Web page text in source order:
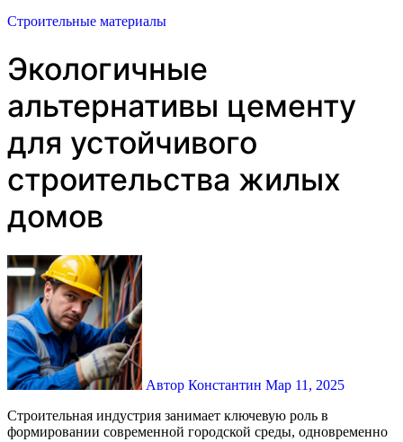
Строительные материалы
Экологичные
альтернативы цементу
для устойчивого
строительства жилых
домов
Автор Константин Мар 11, 2025
Строительная индустрия занимает ключевую роль в
формировании современной городской среды, одновременно